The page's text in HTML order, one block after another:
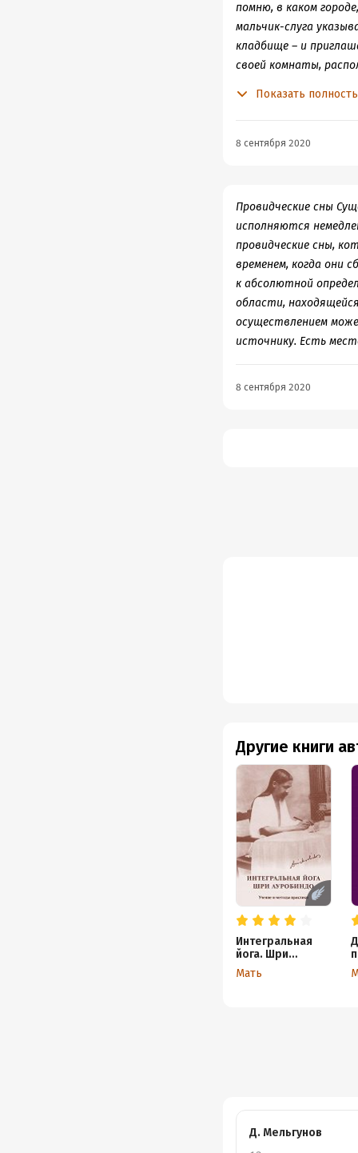
помню, в каком
мальчик-слуга
кладбище – и
своей комнаты,
его катафалк. Так
Показать
8 сентября 2020
Провидческие сны
исполняются
провидческие сны,
временем, когда они
к абсолютной
области,
осуществлением
источнику. Есть
8 сентября 2020
Другие книги
Интегральная
йога. Шри
Ауробиндо.
Учение и методы
Мать
Д. Мельгунов